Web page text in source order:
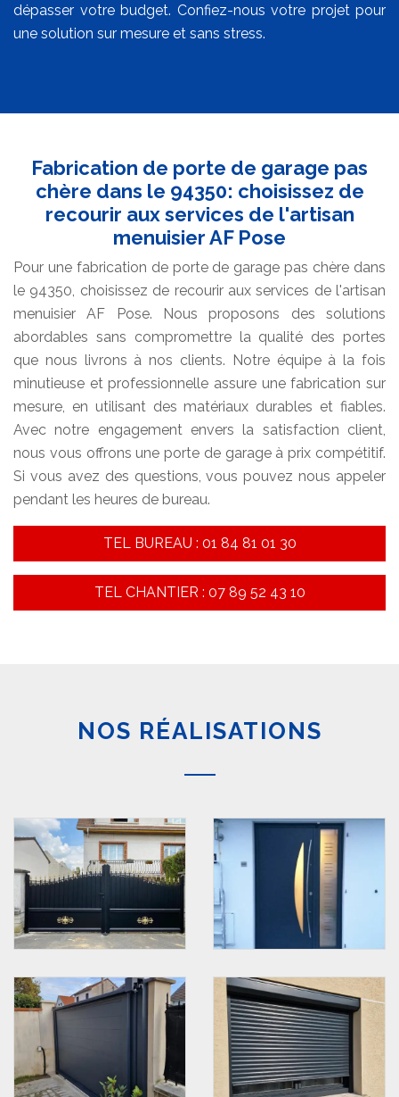
dépasser votre budget. Confiez-nous votre projet pour
une solution sur mesure et sans stress.
Fabrication de porte de garage pas
chère dans le 94350: choisissez de
recourir aux services de l'artisan
menuisier AF Pose
Pour une fabrication de porte de garage pas chère dans
le 94350, choisissez de recourir aux services de l'artisan
menuisier AF Pose. Nous proposons des solutions
abordables sans compromettre la qualité des portes
que nous livrons à nos clients. Notre équipe à la fois
minutieuse et professionnelle assure une fabrication sur
mesure, en utilisant des matériaux durables et fiables.
Avec notre engagement envers la satisfaction client,
nous vous offrons une porte de garage à prix compétitif.
Si vous avez des questions, vous pouvez nous appeler
pendant les heures de bureau.
TEL BUREAU : 01 84 81 01 30
TEL CHANTIER : 07 89 52 43 10
NOS RÉALISATIONS